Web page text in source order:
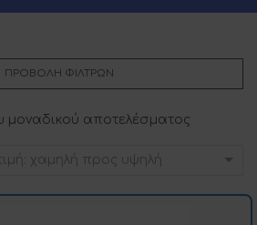
ΠΡΟΒΟΛΉ ΦΊΛΤΡΩΝ
μοναδικού αποτελέσματος
χαμηλή προς υψηλή